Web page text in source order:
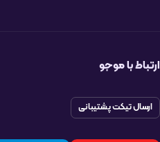
ارتباط با موجو
ارسال تیکت پشتیبانی